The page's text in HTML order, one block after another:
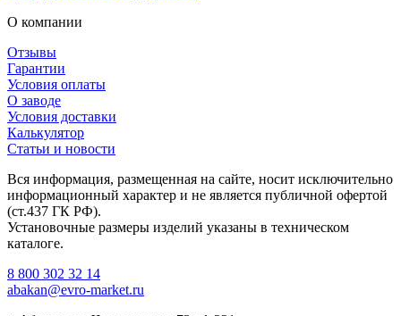
О компании
Отзывы
Гарантии
Условия оплаты
О заводе
Условия доставки
Калькулятор
Статьи и новости
Вся информация, размещенная на сайте, носит исключительно
информационный характер и не является публичной офертой
(ст.437 ГК РФ).
Установочные размеры изделий указаны в техническом
каталоге.
8 800 302 32 14
abakan@evro-market.ru